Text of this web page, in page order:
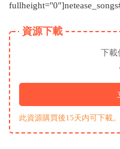
資源下載
下載
此資源購買後15天内可下載